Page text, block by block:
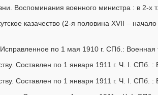
Воспоминания военного министра : в 2-х
казачество (2-я половина XVII –
по 1 мая 1910 г. СПб.: Военная
Составлен по 1 января 1911 г. Ч. I. СПб.
Составлен по 1 января 1911 г. Ч. I. СПб. :